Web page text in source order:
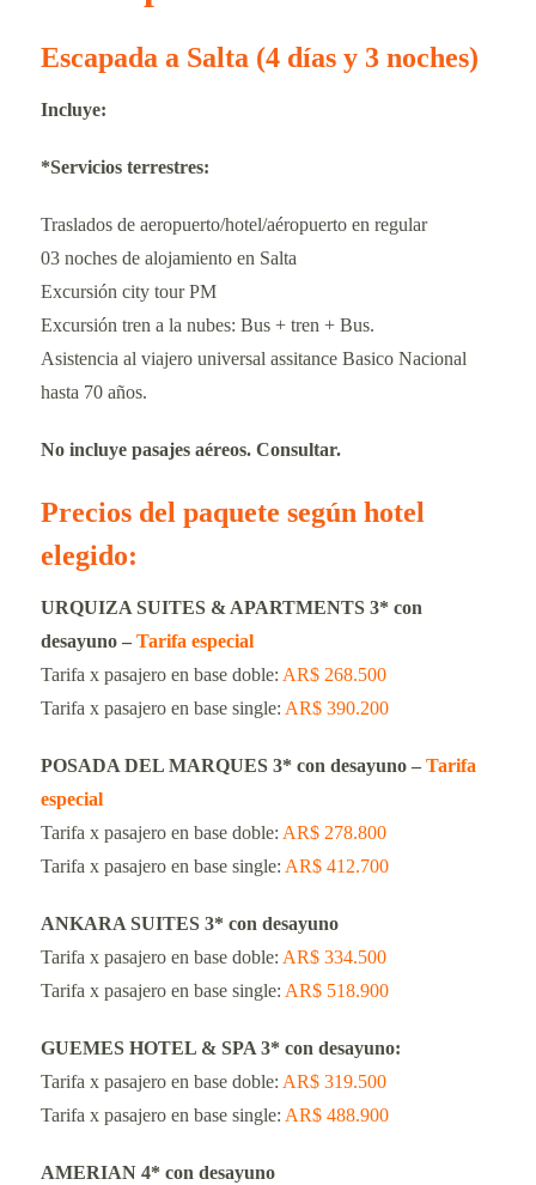
Escapada a Salta (4 días y 3 noches)
Incluye:
*Servicios terrestres:
Traslados de aeropuerto/hotel/aéropuerto en regular
03 noches de alojamiento en Salta
Excursión city tour PM
Excursión tren a la nubes: Bus + tren + Bus.
Asistencia al viajero universal assitance Basico Nacional
hasta 70 años.
No incluye pasajes aéreos. Consultar.
Precios del paquete según hotel
elegido:
URQUIZA SUITES & APARTMENTS 3* con
desayuno – Tarifa especial
Tarifa x pasajero en base doble: AR$ 268.500
Tarifa x pasajero en base single: AR$ 390.200
POSADA DEL MARQUES 3* con desayuno – Tarifa
especial
Tarifa x pasajero en base doble: AR$ 278.800
Tarifa x pasajero en base single: AR$ 412.700
ANKARA SUITES 3* con desayuno
Tarifa x pasajero en base doble: AR$ 334.500
Tarifa x pasajero en base single: AR$ 518.900
GUEMES HOTEL & SPA 3* con desayuno:
Tarifa x pasajero en base doble: AR$ 319.500
Tarifa x pasajero en base single: AR$ 488.900
AMERIAN 4* con desayuno